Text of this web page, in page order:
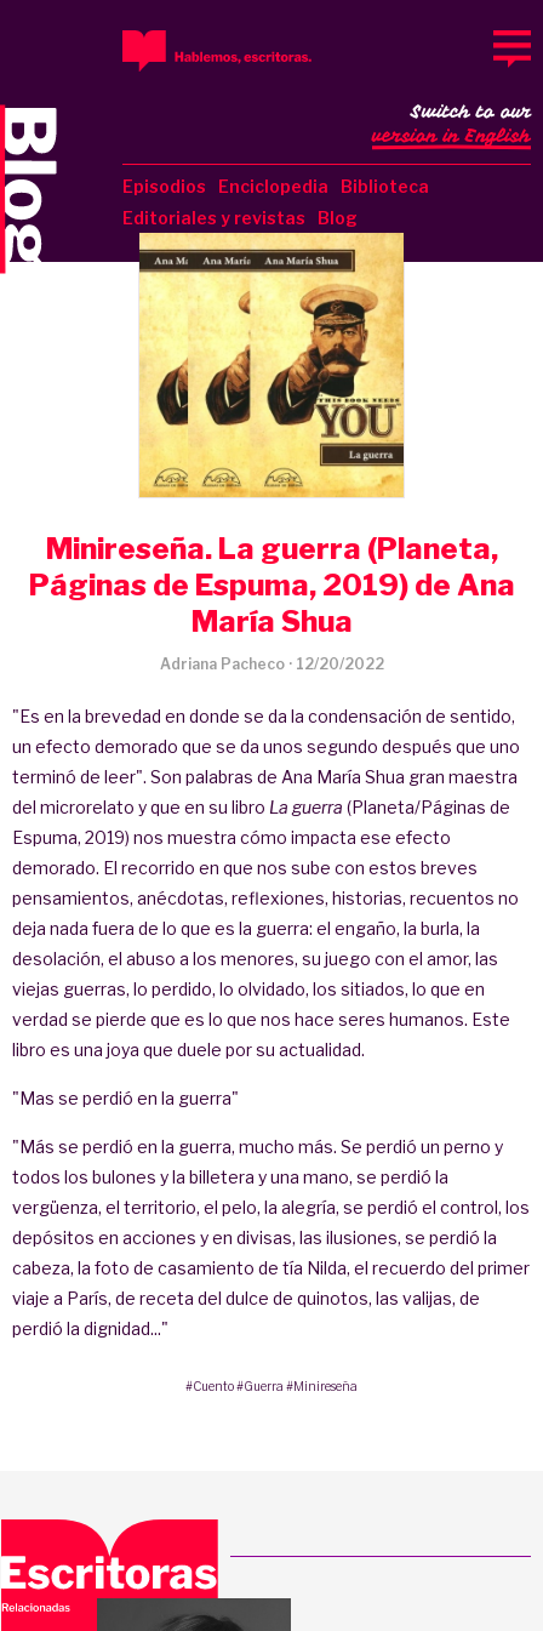
Episodios Enciclopedia
Biblioteca
Editoriales y revistas
Blog
Switch to our
version in English
Minireseña. La guerra (Planeta,
Páginas de Espuma, 2019) de Ana
María Shua
Adriana Pacheco· 12/20/2022
"Es en la brevedad en donde se da la condensación de sentido,
un efecto demorado que se da unos segundo después que uno
terminó de leer". Son palabras de Ana María Shua gran maestra
del microrelato y que en su libro La guerra (Planeta/Páginas de
Espuma, 2019) nos muestra cómo impacta ese efecto
demorado. El recorrido en que nos sube con estos breves
pensamientos, anécdotas, reflexiones, historias, recuentos no
deja nada fuera de lo que es la guerra: el engaño, la burla, la
desolación, el abuso a los menores, su juego con el amor, las
viejas guerras, lo perdido, lo olvidado, los sitiados, lo que en
verdad se pierde que es lo que nos hace seres humanos. Este
libro es una joya que duele por su actualidad.
"Mas se perdió en la guerra"
"Más se perdió en la guerra, mucho más. Se perdió un perno y
todos los bulones y la billetera y una mano, se perdió la
vergüenza, el territorio, el pelo, la alegría, se perdió el control, los
depósitos en acciones y en divisas, las ilusiones, se perdió la
cabeza, la foto de casamiento de tía Nilda, el recuerdo del primer
viaje a París, de receta del dulce de quinotos, las valijas, de
perdió la dignidad..."
#Cuento#Guerra #Minireseña